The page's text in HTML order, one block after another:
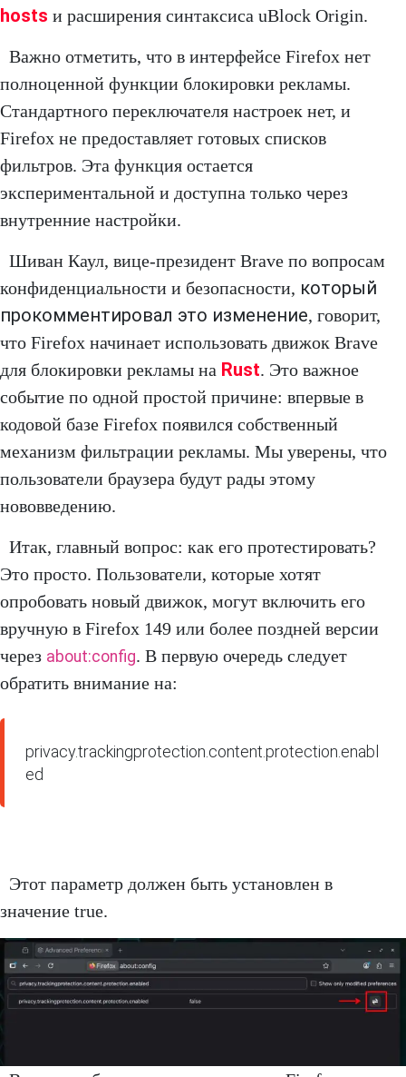
hosts и расширения синтаксиса uBlock Origin.
Важно отметить, что в интерфейсе Firefox нет
полноценной функции блокировки рекламы.
Стандартного переключателя настроек нет, и
Firefox не предоставляет готовых списков
фильтров. Эта функция остается
экспериментальной и доступна только через
внутренние настройки.
Шиван Каул, вице-президент Brave по вопросам
конфиденциальности и безопасности, который
прокомментировал это изменение, говорит,
что Firefox начинает использовать движок Brave
для блокировки рекламы на Rust. Это важное
событие по одной простой причине: впервые в
кодовой базе Firefox появился собственный
механизм фильтрации рекламы. Мы уверены, что
пользователи браузера будут рады этому
нововведению.
Итак, главный вопрос: как его протестировать?
Это просто. Пользователи, которые хотят
опробовать новый движок, могут включить его
вручную в Firefox 149 или более поздней версии
через about:config. В первую очередь следует
обратить внимание на:
privacy.trackingprotection.content.protection.enabl
ed
Этот параметр должен быть установлен в
значение true.